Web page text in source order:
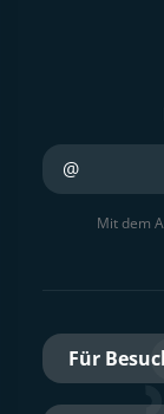
Mit dem
Für